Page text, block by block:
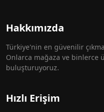
Hakkımızda
Türkiye'nin en güvenilir
Onlarca mağaza ve binlerce
buluşturuyoruz.
Hızlı Erişim